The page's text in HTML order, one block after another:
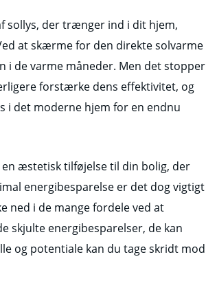
sollys, der trænger ind i dit hjem,
at skærme for den direkte solvarme
i de varme måneder. Men det stopper
forstærke dens effektivitet, og
i det moderne hjem for en endnu
æstetisk tilføjelse til din bolig, der
energibesparelse er det dog vigtigt
ned i de mange fordele ved at
skjulte energibesparelser, de kan
og potentiale kan du tage skridt mod